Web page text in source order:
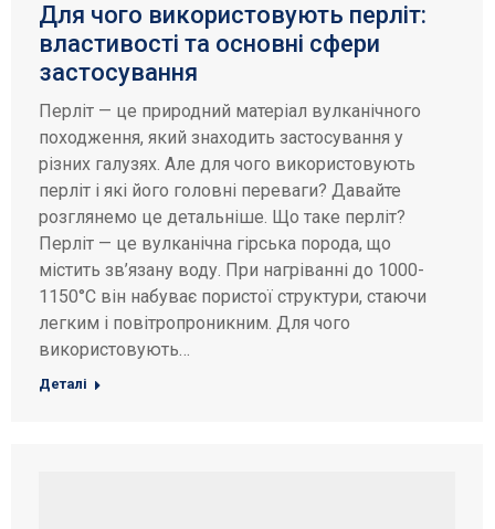
Для чого використовують перліт:
властивості та основні сфери
застосування
Перліт — це природний матеріал вулканічного
походження, який знаходить застосування у
різних галузях. Але для чого використовують
перліт і які його головні переваги? Давайте
розглянемо це детальніше. Що таке перліт?
Перліт — це вулканічна гірська порода, що
містить зв’язану воду. При нагріванні до 1000-
1150°C він набуває пористої структури, стаючи
легким і повітропроникним. Для чого
використовують…
Деталі